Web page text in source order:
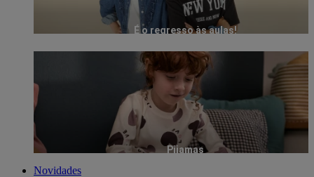
É o regresso às aulas!
Pijamas
Novidades